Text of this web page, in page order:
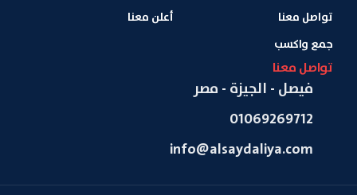
تواصل معنا
جمع واكسب
أعلن معنا
تواصل معنا
فيصل - الجيزة - مصر
01069269712
info@alsaydaliya.com